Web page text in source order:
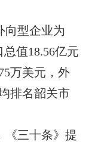
型企业为
值18.56亿元
万美元，外
排名韶关市
三十条》提